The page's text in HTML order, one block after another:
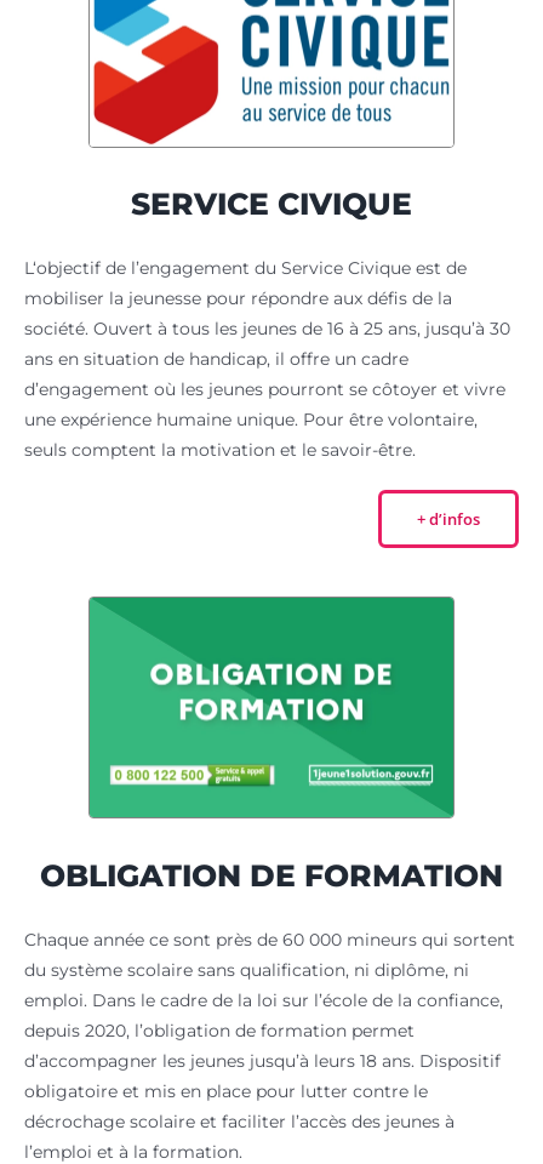
SERVICE CIVIQUE
L‘objectif de l’engagement du Service Civique est de
mobiliser la jeunesse pour répondre aux défis de la
société. Ouvert à tous les jeunes de 16 à 25 ans, jusqu’à 30
ans en situation de handicap, il offre un cadre
d’engagement où les jeunes pourront se côtoyer et vivre
une expérience humaine unique. Pour être volontaire,
seuls comptent la motivation et le savoir-être.
+ d’infos
OBLIGATION DE FORMATION
Chaque année ce sont près de 60 000 mineurs qui sortent
du système scolaire sans qualification, ni diplôme, ni
emploi. Dans le cadre de la loi sur l’école de la confiance,
depuis 2020, l’obligation de formation permet
d’accompagner les jeunes jusqu’à leurs 18 ans. Dispositif
obligatoire et mis en place pour lutter contre le
décrochage scolaire et faciliter l’accès des jeunes à
l’emploi et à la formation.